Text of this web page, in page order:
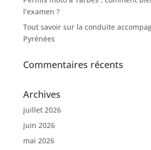
l’examen ?
Tout savoir sur la conduite
Pyrénées
Commentaires récents
Archives
juillet 2026
juin 2026
mai 2026